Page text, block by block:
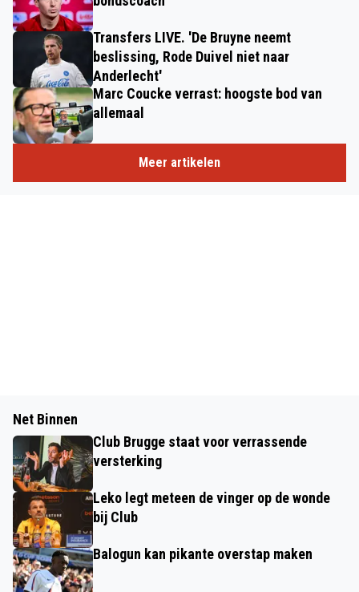
Transfers LIVE. 'De Bruyne neemt
beslissing, Rode Duivel niet naar
Anderlecht'
Marc Coucke verrast: hoogste bod van
allemaal
Meer artikelen
Net Binnen
Club Brugge staat voor verrassende
versterking
Leko legt meteen de vinger op de wonde
bij Club
Balogun kan pikante overstap maken